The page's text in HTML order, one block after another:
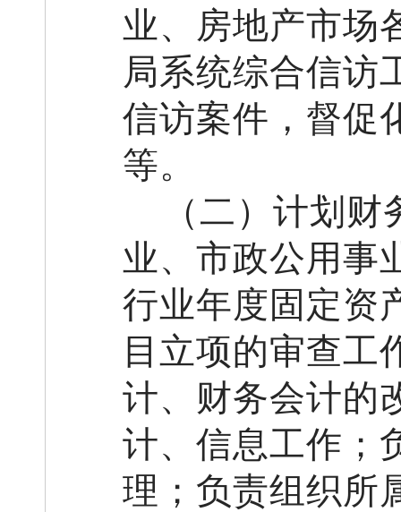
业、房地产市场
局系统综合信访
信访案件，督促
等。
（二）计划
业、市政公用事
行业年度固定资
目立项的审查工
计、财务会计的
计、信息工作；
理；负责组织所